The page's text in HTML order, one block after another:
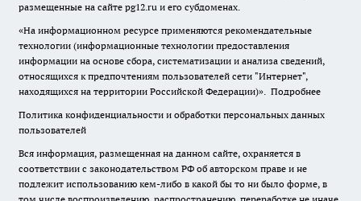
размещенные на сайте pg12.ru и его субдоменах.
«На информационном ресурсе применяются рекомендательные
технологии (информационные технологии предоставления
информации на основе сбора, систематизации и анализа сведений,
относящихся к предпочтениям пользователей сети "Интернет",
находящихся на территории Российской Федерации)». Подробнее
Политика конфиденциальности и обработки персональных данных
пользователей
Вся информация, размещенная на данном сайте, охраняется в
соответствии с законодательством РФ об авторском праве и не
подлежит использованию кем-либо в какой бы то ни было форме, в